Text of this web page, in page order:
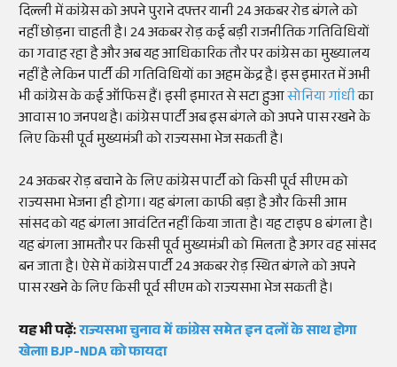
दिल्ली में कांग्रेस को अपने पुराने दफ्तर यानी 24 अकबर रोड बंगले को
नहीं छोड़ना चाहती है। 24 अकबर रोड़ कई बड़ी राजनीतिक गतिविधियों
का गवाह रहा है और अब यह आधिकारिक तौर पर कांग्रेस का मुख्यालय
नहीं है लेकिन पार्टी की गतिविधियों का अहम केंद्र है। इस इमारत में अभी
भी कांग्रेस के कई ऑफिस हैं। इसी इमारत से सटा हुआसोनिया गांधीका
आवास 10 जनपथ है। कांग्रेस पार्टी अब इस बंगले को अपने पास रखने के
लिए किसी पूर्व मुख्यमंत्री को राज्यसभा भेज सकती है।
24 अकबर रोड़ बचाने के लिए कांग्रेस पार्टी को किसी पूर्व सीएम को
राज्यसभा भेजना ही होगा। यह बंगला काफी बड़ा है और किसी आम
सांसद को यह बंगला आवंटित नहीं किया जाता है। यह टाइप 8 बंगला है।
यह बंगला आमतौर पर किसी पूर्व मुख्यमंत्री को मिलता है अगर वह सांसद
बन जाता है। ऐसे में कांग्रेस पार्टी 24 अकबर रोड़ स्थित बंगले को अपने
पास रखने के लिए किसी पूर्व सीएम को राज्यसभा भेज सकती है।
यह भी पढ़ें:राज्यसभा चुनाव में कांग्रेस समेत इन दलों के साथ होगा
खेला! BJP-NDA को फायदा